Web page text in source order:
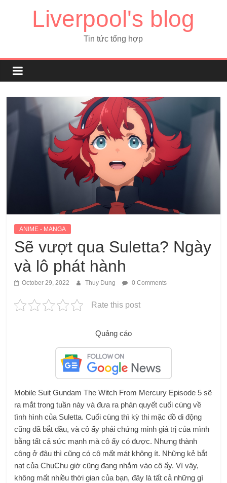
Liverpool's blog
Tin tức tổng hợp
ANIME - MANGA
Sẽ vượt qua Suletta? Ngày
và lô phát hành
October 29, 2022 Thuy Dung 0 Comments
Rate this post
Quảng cáo
Mobile Suit Gundam The Witch From Mercury Episode 5 sẽ
ra mắt trong tuần này và đưa ra phán quyết cuối cùng về
tình hình của Suletta. Cuối cùng thì kỳ thi mặc đồ di động
cũng đã bắt đầu, và cô ấy phải chứng minh giá trị của mình
bằng tất cả sức mạnh mà cô ấy có được. Nhưng thành
công ở đâu thì cũng có cô mất mát không ít. Những kẻ bắt
nạt của ChuChu giờ cũng đang nhắm vào cô ấy. Vì vậy,
không mất nhiều thời gian của bạn, đây là tất cả những gì